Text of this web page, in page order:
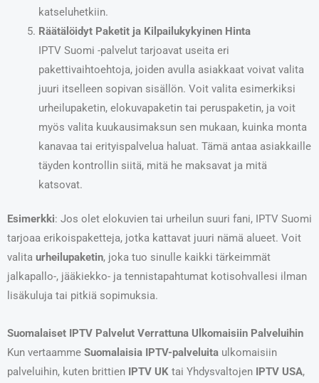
katseluhetkiin.
Räätälöidyt Paketit ja Kilpailukykyinen Hinta
IPTV Suomi -palvelut tarjoavat useita eri
pakettivaihtoehtoja, joiden avulla asiakkaat voivat valita
juuri itselleen sopivan sisällön. Voit valita esimerkiksi
urheilupaketin, elokuvapaketin tai peruspaketin, ja voit
myös valita kuukausimaksun sen mukaan, kuinka monta
kanavaa tai erityispalvelua haluat. Tämä antaa asiakkaille
täyden kontrollin siitä, mitä he maksavat ja mitä
katsovat.
Esimerkki: Jos olet elokuvien tai urheilun suuri fani, IPTV Suomi
tarjoaa erikoispaketteja, jotka kattavat juuri nämä alueet. Voit
valita urheilupaketin, joka tuo sinulle kaikki tärkeimmät
jalkapallo-, jääkiekko- ja tennistapahtumat kotisohvallesi ilman
lisäkuluja tai pitkiä sopimuksia.
Suomalaiset IPTV Palvelut Verrattuna Ulkomaisiin Palveluihin
Kun vertaamme Suomalaisia IPTV-palveluita ulkomaisiin
palveluihin, kuten brittien IPTV UK tai Yhdysvaltojen IPTV USA,